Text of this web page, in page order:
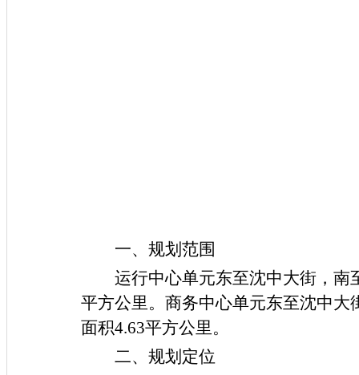
一、规划范围
运行中心单元东至沈中大街，
平方公里。商务中心单元东至沈中
面积4.63平方公里。
二、规划定位